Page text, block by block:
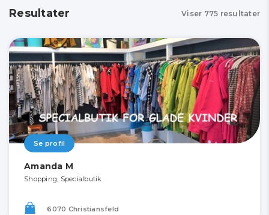
Resultater Viser 775 resultater
Se profil
Amanda M
Shopping, Specialbutik
6070 Christiansfeld